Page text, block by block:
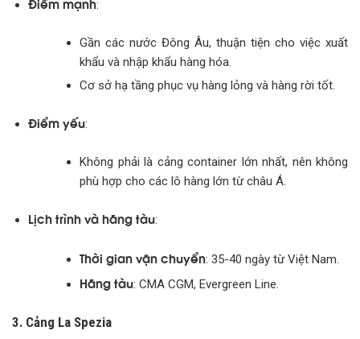
Điểm mạnh:
Gần các nước Đông Âu, thuận tiện cho việc xuất
khẩu và nhập khẩu hàng hóa.
Cơ sở hạ tầng phục vụ hàng lỏng và hàng rời tốt.
Điểm yếu:
Không phải là cảng container lớn nhất, nên không
phù hợp cho các lô hàng lớn từ châu Á.
Lịch trình và hãng tàu:
Thời gian vận chuyển: 35-40 ngày từ Việt Nam.
Hãng tàu: CMA CGM, Evergreen Line.
3. Cảng La Spezia